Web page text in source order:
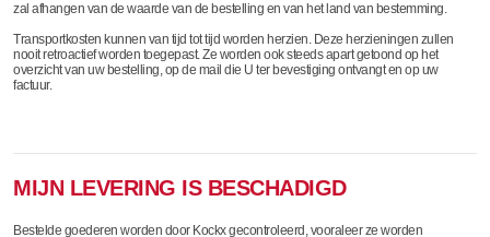
zal afhangen van de waarde van de bestelling en van het land van bestemming.
Transportkosten kunnen van tijd tot tijd worden herzien. Deze herzieningen zullen
nooit retroactief worden toegepast. Ze worden ook steeds apart getoond op het
overzicht van uw bestelling, op de mail die U ter bevestiging ontvangt en op uw
factuur.
MIJN LEVERING IS BESCHADIGD
Bestelde goederen worden door Kockx gecontroleerd, vooraleer ze worden